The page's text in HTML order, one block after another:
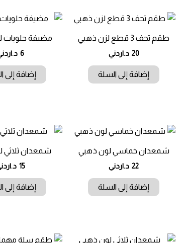
طقم تحف 3 قطع لزن ذهبي
20 د.اردني
إضافة إلى السلة
مضيفة حلويات
6
إضافة إلى
شمعدان خماسي لون ذهبي
22 د.اردني
إضافة إلى السلة
شمعدان ثلاثي
15
إضافة إلى